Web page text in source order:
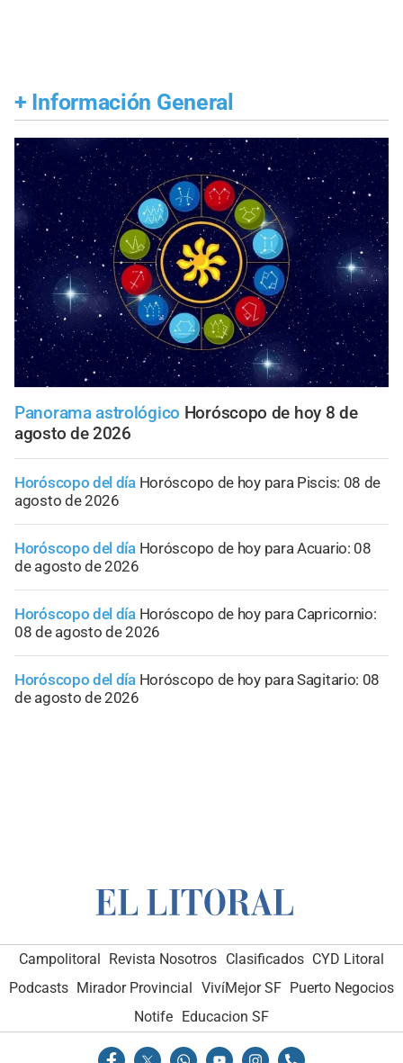
+ Información General
Panorama astrológico Horóscopo de hoy 8 de
agosto de 2026
Horóscopo del día Horóscopo de hoy para Piscis: 08 de
agosto de 2026
Horóscopo del día Horóscopo de hoy para Acuario: 08
de agosto de 2026
Horóscopo del día Horóscopo de hoy para Capricornio:
08 de agosto de 2026
Horóscopo del día Horóscopo de hoy para Sagitario: 08
de agosto de 2026
Campolitoral Revista Nosotros Clasificados CYD Litoral
Podcasts Mirador Provincial VivíMejor SF Puerto Negocios
Notife Educacion SF